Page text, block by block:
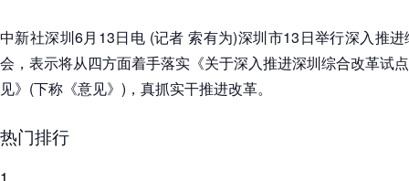
中新社深圳6月13日电 (记者 索有为)深圳市13日举行深入推
会，表示将从四方面着手落实《关于深入推进深圳综合改革试
见》(下称《意见》)，真抓实干推进改革。
热门排行